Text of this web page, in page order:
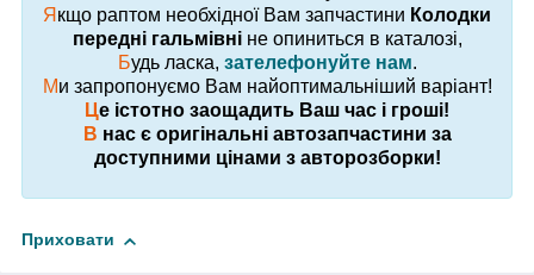
Я кщо раптом необхідної Вам запчастини Колодки
передні гальмівніне опиниться в каталозі,
Будь ласка, зателефонуйте нам.
Ми запропонуємо Вам найоптимальніший варіант!
Це істотно заощадить Ваш час і гроші!
В нас є оригінальні автозапчастини за
доступними цінами з авторозборки!
Приховати